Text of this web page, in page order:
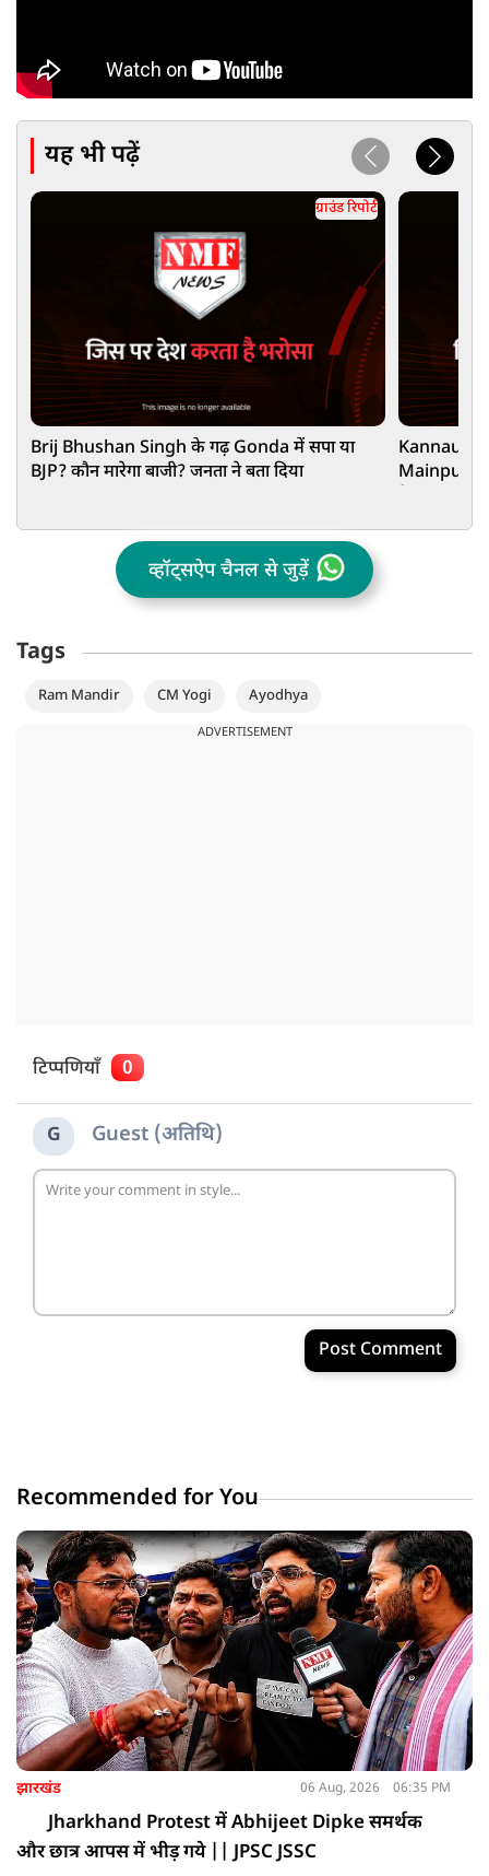
यह भी पढ़ें
ग्राउंड रिपोर्ट
Brij Bhushan Singh के गढ़ Gonda में सपा या
BJP? कौन मारेगा बाजी? जनता ने बता दिया
Kannauj में
Mainpuri में
व्हॉट्सऐप चैनल से जुड़ें
Tags
Ram Mandir CM Yogi Ayodhya
ADVERTISEMENT
टिप्पणियाँ 0
G Guest (अतिथि)
Post Comment
Recommended for You
झारखंड 06 Aug, 2026 06:35 PM
Jharkhand Protest में Abhijeet Dipke समर्थक
और छात्र आपस में भीड़ गये || JPSC JSSC